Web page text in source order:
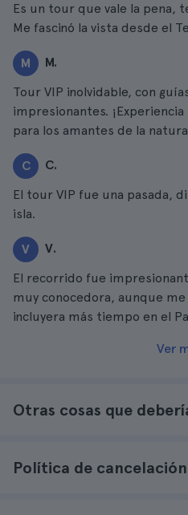
Es un tour que vale la pena,
Me fascinó la vista desde el
M M.
Tour VIP inolvidable, con
impresionantes.
para los amantes de la
C C.
El tour VIP fue una pasada,
isla.
V V.
El recorrido fue
muy conocedora, aunque
incluyera más tiempo en el
Ver
Otras cosas que
Política de cancelación